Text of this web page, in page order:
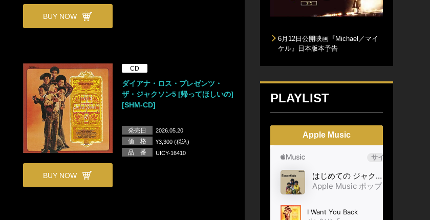
BUY NOW
BUY NOW
CD
ダイアナ・ロス・プレゼンツ・
ザ・ジャクソン5 [帰ってほしいの]
[SHM-CD]
発売日 2026.05.20
価 格 ¥3,300 (税込)
品 番 UICY-16410
6月12日公開映画『Michael／マイ
ケル』日本版本予告
PLAYLIST
Apple Music